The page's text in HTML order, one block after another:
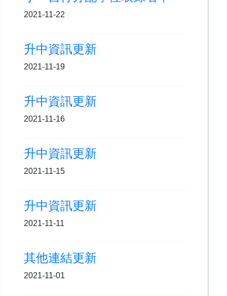
2021-11-22
升中資訊更新
2021-11-19
升中資訊更新
2021-11-16
升中資訊更新
2021-11-15
升中資訊更新
2021-11-11
其他連結更新
2021-11-01